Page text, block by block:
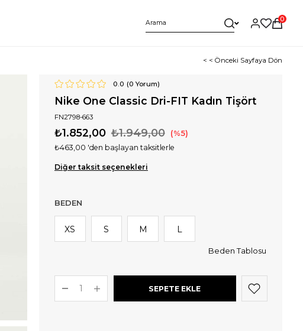
0
< < Önceki Sayfaya Dön
0.0 (0 Yorum)
Nike One Classic Dri-FIT Kadın Tişört
FN2798-663
₺1.949,00
₺1.852,00 5
₺463,00 'den başlayan taksitlerle
Diğer taksit seçenekleri
BEDEN
XS S M L
Beden Tablosu